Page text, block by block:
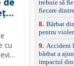
cu
trebuie să
fiecare
8. Bărbat
pentru
9. Accident
bărbat a
impactul